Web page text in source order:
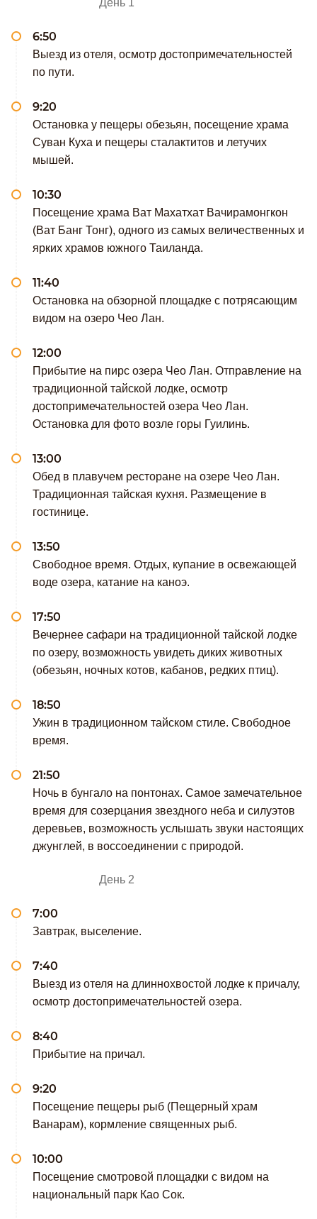
6:50
Выезд из отеля, осмотр достопримечательностей
по пути.
9:20
Остановка у пещеры обезьян, посещение храма
Суван Куха и пещеры сталактитов и летучих
мышей.
10:30
Посещение храма Ват Махатхат Вачирамонгкон
(Ват Банг Тонг), одного из самых величественных и
ярких храмов южного Таиланда.
11:40
Остановка на обзорной площадке с потрясающим
видом на озеро Чео Лан.
12:00
Прибытие на пирс озера Чео Лан. Отправление на
традиционной тайской лодке, осмотр
достопримечательностей озера Чео Лан.
Остановка для фото возле горы Гуилинь.
13:00
Обед в плавучем ресторане на озере Чео Лан.
Традиционная тайская кухня. Размещение в
гостинице.
13:50
Свободное время. Отдых, купание в освежающей
воде озера, катание на каноэ.
17:50
Вечернее сафари на традиционной тайской лодке
по озеру, возможность увидеть диких животных
(обезьян, ночных котов, кабанов, редких птиц).
18:50
Ужин в традиционном тайском стиле. Свободное
время.
21:50
Ночь в бунгало на понтонах. Самое замечательное
время для созерцания звездного неба и силуэтов
деревьев, возможность услышать звуки настоящих
джунглей, в воссоединении с природой.
День 2
7:00
Завтрак, выселение.
7:40
Выезд из отеля на длиннохвостой лодке к причалу,
осмотр достопримечательностей озера.
8:40
Прибытие на причал.
9:20
Посещение пещеры рыб (Пещерный храм
Ванарам), кормление священных рыб.
10:00
Посещение смотровой площадки с видом на
национальный парк Као Сок.